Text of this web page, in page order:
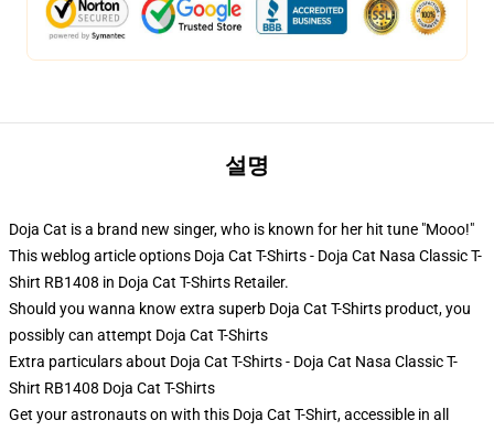
설명
Doja Cat is a brand new singer, who is known for her hit tune "Mooo!"
This weblog article options Doja Cat T-Shirts - Doja Cat Nasa Classic T-
Shirt RB1408 in Doja Cat T-Shirts Retailer.
Should you wanna know extra superb Doja Cat T-Shirts product, you
possibly can attempt Doja Cat T-Shirts
Extra particulars about Doja Cat T-Shirts - Doja Cat Nasa Classic T-
Shirt RB1408 Doja Cat T-Shirts
Get your astronauts on with this Doja Cat T-Shirt, accessible in all